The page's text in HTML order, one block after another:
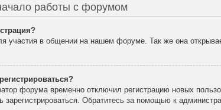
работы с форумом
участия в общении на нашем форуме. Так же она
форума временно отключил регистрацию новых
зарегистрироваться. Обратитесь за помощью к